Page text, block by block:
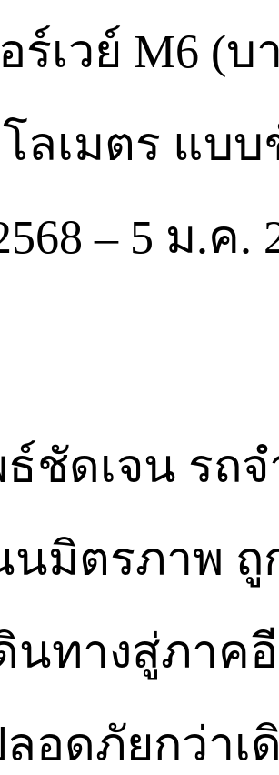
ร์เวย์ M6 (
โลเมตร แบ
– 5 ม.ค.
ชัดเจน รถ
มิตรภาพ ถู
นทางสู่ภาค
อดภัยกว่าเ